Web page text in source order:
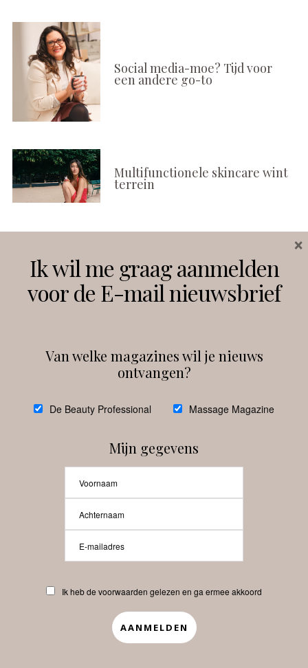
Social media-moe? Tijd voor
een andere go-to
Multifunctionele skincare wint
terrein
Instagram Facebook
debeautyprofessional
Beauty-Pro.nl
Abonneren Contact
APP
Ik wil me graag aanmelden
voor de E-mail nieuwsbrief
Van welke magazines wil je nieuws
ontvangen?
De Beauty Professional Massage Magazine
Mijn gegevens
Ik heb de voorwaarden gelezen en ga ermee akkoord
×